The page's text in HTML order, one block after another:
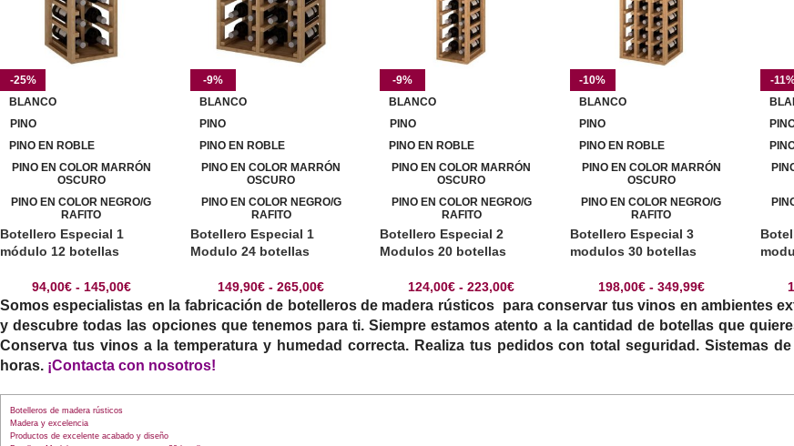
-25%
BLANCO
PINO
PINO EN ROBLE
PINO EN COLOR MARRÓN
OSCURO
PINO EN COLOR NEGRO/G
RAFITO
Botellero Especial 1
módulo 12 botellas
94,00€ - 145,00€
-9%
BLANCO
PINO
PINO EN ROBLE
PINO EN COLOR MARRÓN
OSCURO
PINO EN COLOR NEGRO/G
RAFITO
Botellero Especial 1
Modulo 24 botellas
149,90€ - 265,00€
-9%
BLANCO
PINO
PINO EN ROBLE
PINO EN COLOR MARRÓN
OSCURO
PINO EN COLOR NEGRO/G
RAFITO
Botellero Especial 2
Modulos 20 botellas
124,00€ - 223,00€
-10%
BLANCO
PINO
PINO EN ROBLE
PINO EN COLOR MARRÓN
OSCURO
PINO EN COLOR NEGRO/G
RAFITO
Botellero Especial 3
modulos 30 botellas
198,00€ - 349,99€
-
Somos especialistas en la fabricación de botelleros de madera rústicospara conservar tus vinos en ambientes
y descubre todas las opciones que tenemos para ti. Siempre estamos atento a la cantidad de botellas que
Conserva tus vinos a la temperatura y humedad correcta. Realiza tus pedidos con total seguridad. Sistemas
horas. ¡Contacta con nosotros!
Botelleros de madera rústicos
Madera y excelencia
Productos de excelente acabado y diseño